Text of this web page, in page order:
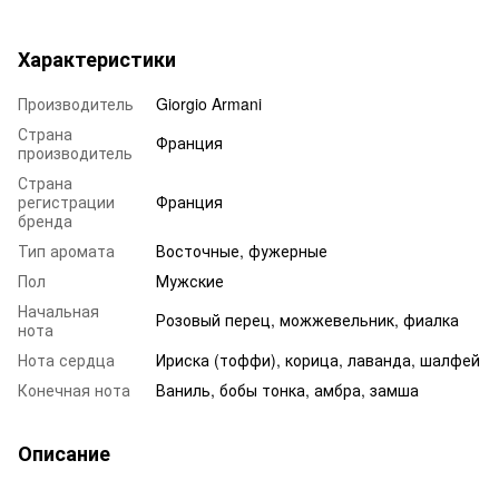
Характеристики
Производитель
Giorgio Armani
Страна
производитель
Франция
Страна
регистрации
бренда
Франция
Тип аромата
Восточные, фужерные
Пол
Мужские
Начальная
нота
Розовый перец, можжевельник, фиалка
Нота сердца
Ириска (тоффи), корица, лаванда, шалфей
Конечная нота
Ваниль, бобы тонка, амбра, замша
Описание